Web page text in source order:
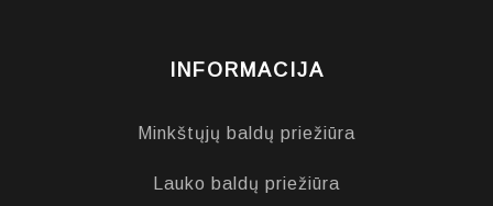
INFORMACIJA
Minkštųjų baldų priežiūra
Lauko baldų priežiūra